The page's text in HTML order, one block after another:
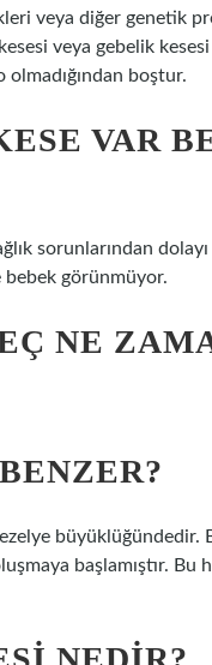
veya diğer genetik
veya gebelik kesesi
boştur.
VAR
sorunlarından
görünmüyor.
NE
büyüklüğündedir.
başlamıştır.